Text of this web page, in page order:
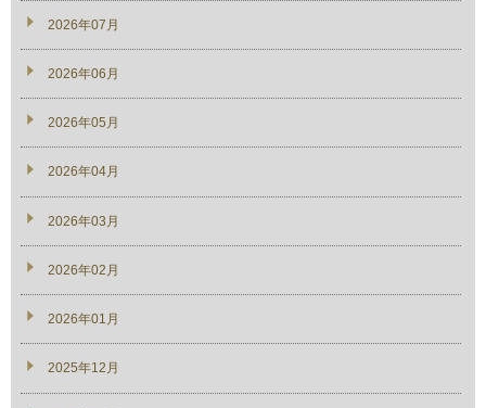
2026年07月
2026年06月
2026年05月
2026年04月
2026年03月
2026年02月
2026年01月
2025年12月